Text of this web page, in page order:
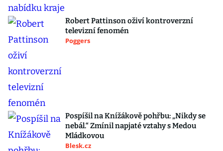
Robert Pattinson oživí kontroverzní
televizní fenomén
Poggers
Pospíšil na Knížákově pohřbu: „Nikdy se
nebál.“ Zmínil napjaté vztahy s Medou
Mládkovou
Blesk.cz